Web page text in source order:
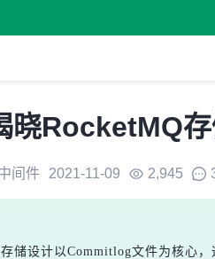
晓RocketMQ
间件 2021-11-09 2,945
储设计以Commitlog文件为核心